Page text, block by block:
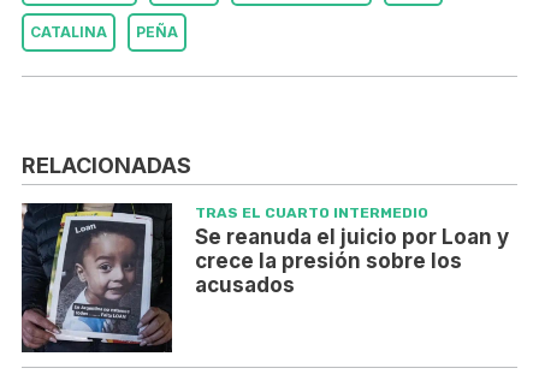
CATALINA PEÑA
RELACIONADAS
TRAS EL CUARTO INTERMEDIO
Se reanuda el juicio por Loan y
crece la presión sobre los
acusados